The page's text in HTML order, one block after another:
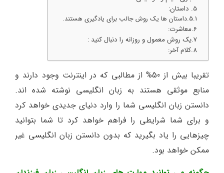
داستان:
داستان ها یک روش جالب برای یادگیری هستند.
معاشرت:
یک روش معمول و روزانه را دنبال کنید :
کلام آخر:
تقریبا بیش از 50% از مطالبی که در اینترنت وجود دارند و
منابع موثقی هستند به زبان انگلیسی نوشته شده اند.
دانستن زبان انگلیسی شما را وارد دنیای جدیدی خواهد کرد
و برای شما شرایطی را فراهم خواهد کرد تا شما بتوانید
چیزهایی را یاد بگیرید که بدون دانستن زبان انگلیسی غیر
ممکن خواهد بود.